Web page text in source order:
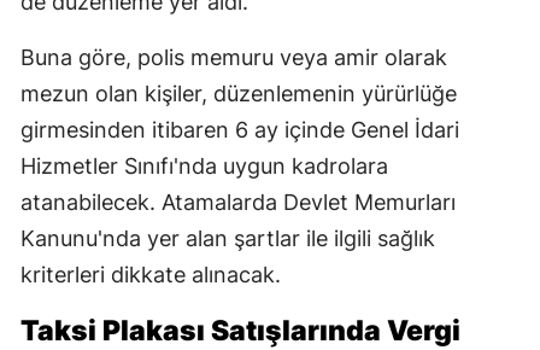
Buna göre, polis memuru veya amir olarak
mezun olan kişiler, düzenlemenin yürürlüğe
girmesinden itibaren 6 ay içinde Genel İdari
Hizmetler Sınıfı'nda uygun kadrolara
atanabilecek. Atamalarda Devlet Memurları
Kanunu'nda yer alan şartlar ile ilgili sağlık
kriterleri dikkate alınacak.
Taksi Plakası Satışlarında Vergi